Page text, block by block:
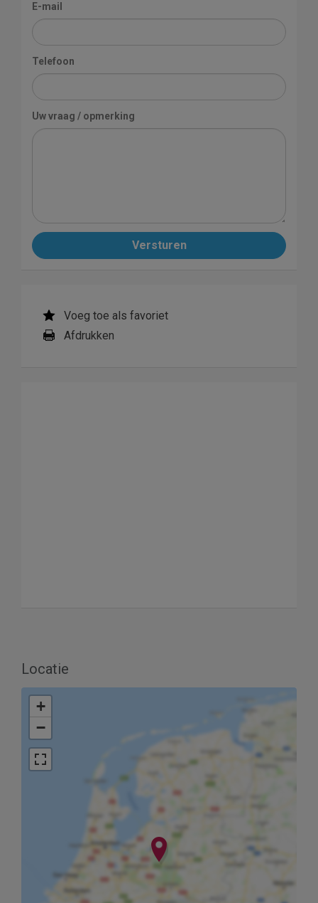
E-mail
Telefoon
Uw vraag / opmerking
Versturen
Voeg toe als favoriet
Afdrukken
Locatie
+
−